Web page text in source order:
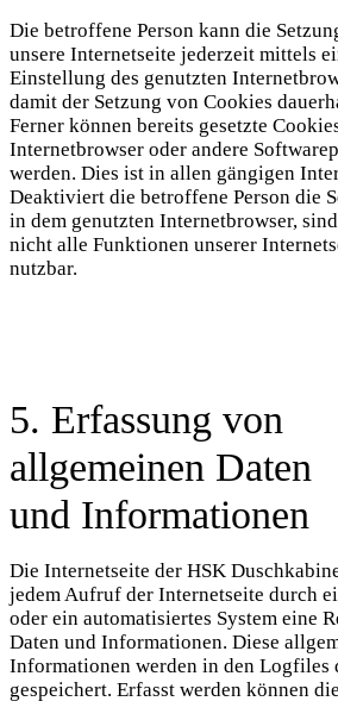
Die betroffene Person kann die
unsere Internetseite jederzeit mittels
Einstellung des genutzten
damit der Setzung von Cookies
Ferner können bereits gesetzte
Internetbrowser oder andere
werden. Dies ist in allen gängigen
Deaktiviert die betroffene Person die
in dem genutzten Internetbrowser,
nicht alle Funktionen unserer
nutzbar.
5. Erfassung von
allgemeinen Daten
und Informationen
Die Internetseite der HSK
jedem Aufruf der Internetseite durch
oder ein automatisiertes System eine
Daten und Informationen. Diese
Informationen werden in den Logfiles
gespeichert. Erfasst werden können die